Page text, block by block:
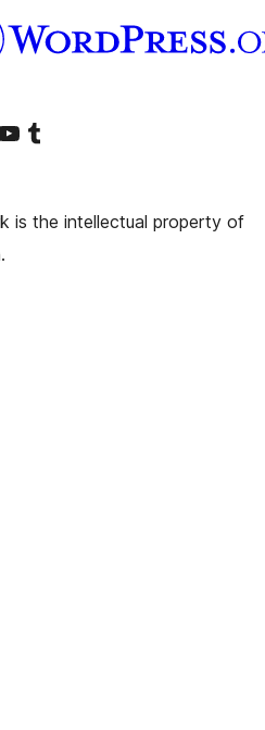
account
TikTok account
our YouTube channel
Bisitahin ang aming Tumblr account
is the intellectual property of